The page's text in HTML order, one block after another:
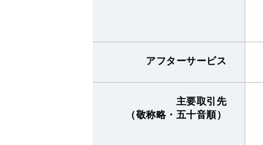
アフターサービス
主要取引先
（敬称略・五十音順）